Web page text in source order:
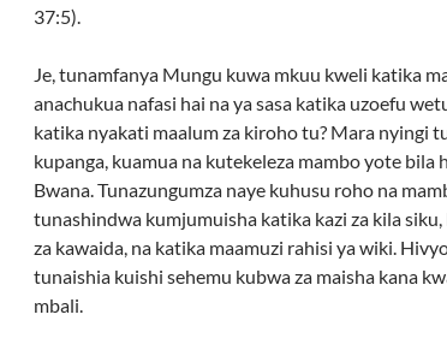
37:5).
Je, tunamfanya Mungu kuwa mkuu kweli katika
anachukua nafasi hai na ya sasa katika uzoefu
katika nyakati maalum za kiroho tu? Mara nyingi
kupanga, kuamua na kutekeleza mambo yote bila
Bwana. Tunazungumza naye kuhusu roho na
tunashindwa kumjumuisha katika kazi za kila
za kawaida, na katika maamuzi rahisi ya wiki.
tunaishia kuishi sehemu kubwa za maisha kana
mbali.